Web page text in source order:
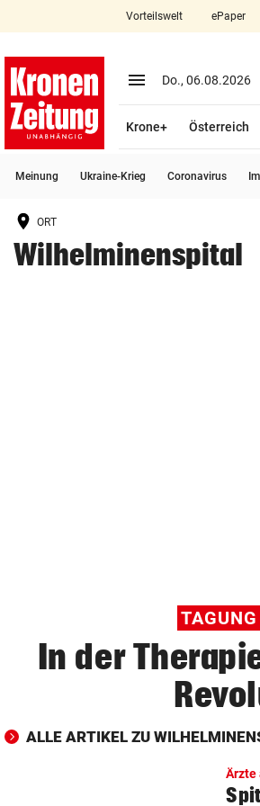
account_circle Anmelden
bookmark Merkliste
Vorteilswelt ePaper
menu Menü aufklappen
Do., 06.08.2026
Krone+ Österreich
Meinung Ukraine-Krieg Coronavirus
ORT
Wilhelminenspital
In der
ALLE ARTIKEL ZU
Ärzte